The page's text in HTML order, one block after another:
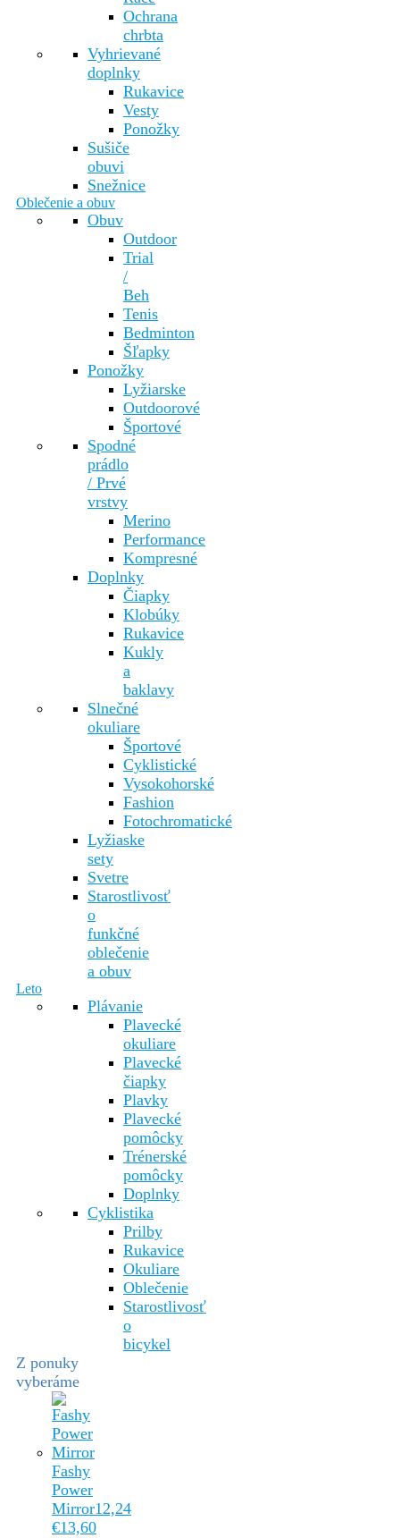
Ochrana
chrbta
Vyhrievané
doplnky
Rukavice
Vesty
Ponožky
Sušiče
obuvi
Snežnice
Oblečenie a obuv
Obuv
Outdoor
Trial
/
Beh
Tenis
Bedminton
Šľapky
Ponožky
Lyžiarske
Outdoorové
Športové
Spodné
prádlo
/ Prvé
vrstvy
Merino
Performance
Kompresné
Doplnky
Čiapky
Klobúky
Rukavice
Kukly
a
baklavy
Slnečné
okuliare
Športové
Cyklistické
Vysokohorské
Fashion
Fotochromatické
Lyžiaske
sety
Svetre
Starostlivosť
o
funkčné
oblečenie
a obuv
Leto
Plávanie
Plavecké
okuliare
Plavecké
čiapky
Plavky
Plavecké
pomôcky
Trénerské
pomôcky
Doplnky
Cyklistika
Prilby
Rukavice
Okuliare
Oblečenie
Starostlivosť
o
bicykel
Z ponuky
vyberáme
Fashy
Power
Mirror12,24
€13,60